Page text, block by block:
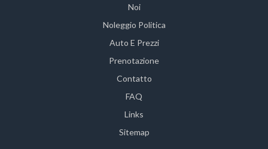
Noi
Noleggio Politica
Auto E Prezzi
Prenotazione
Contatto
FAQ
Links
Sitemap